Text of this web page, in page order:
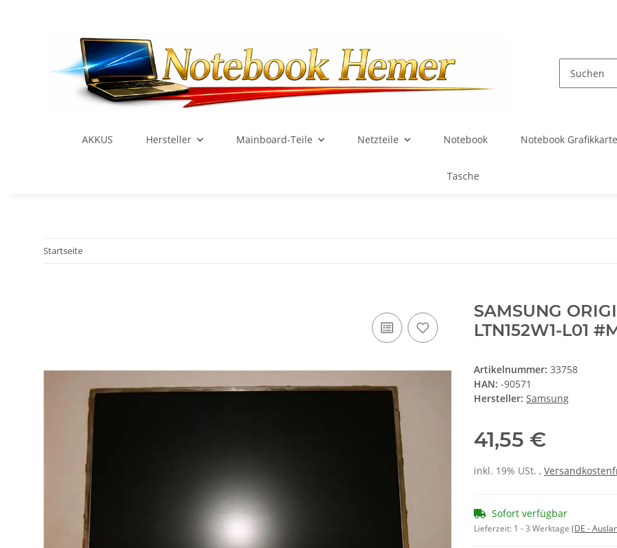
AKKUS Hersteller Mainboard-Teile Netzteile Notebook Notebook
Tasche
Startseite
SAMSUNG
LTN152W1-L01
Artikelnummer: 33758
HAN: -90571
Hersteller: Samsung
41,55 €
inkl. 19% USt. ,
Sofort verfügbar
Lieferzeit: 1 - 3 Werktage (DE -